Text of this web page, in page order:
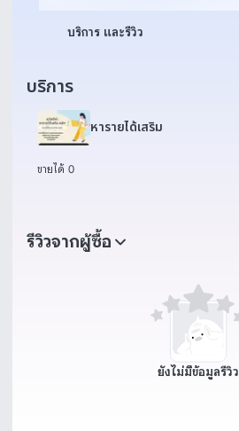
บริการ และรีวิว
บริการ
หารายได้เสริม
ขายได้ 0
รีวิวจากผู้ซื้อ
ยังไม่มีข้อมูลรีวิว